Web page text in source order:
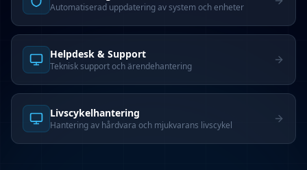
Automatiserad uppdatering av system och enheter
Helpdesk & Support
Teknisk support och ärendehantering
Livscykelhantering
Hantering av hårdvara och mjukvarans livscykel